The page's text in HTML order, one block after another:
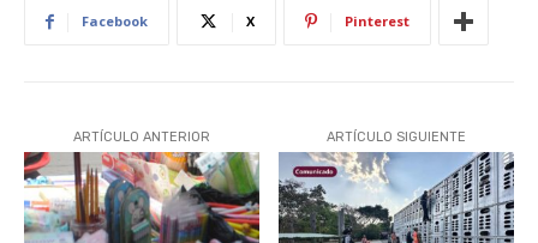
Facebook X Pinterest
ARTÍCULO ANTERIOR ARTÍCULO SIGUIENTE